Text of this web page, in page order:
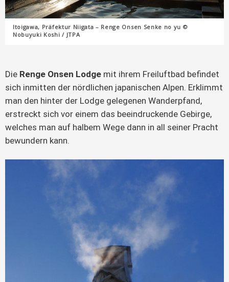
Itoigawa, Präfektur Niigata – Renge Onsen Senke no yu ©
Nobuyuki Koshi / JTPA
Die Renge Onsen Lodge mit ihrem Freiluftbad befindet
sich inmitten der nördlichen japanischen Alpen. Erklimmt
man den hinter der Lodge gelegenen Wanderpfand,
erstreckt sich vor einem das beeindruckende Gebirge,
welches man auf halbem Wege dann in all seiner Pracht
bewundern kann.